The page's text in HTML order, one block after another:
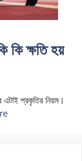
কি ক্ষতি হয়
এটাই প্রকৃতির নিয়ম।